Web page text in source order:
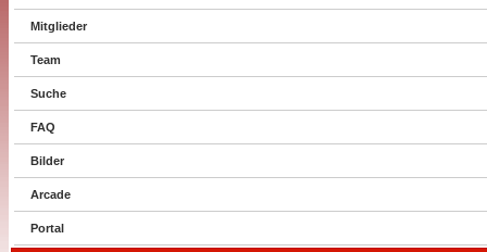
Mitglieder
Team
Suche
FAQ
Bilder
Arcade
Portal